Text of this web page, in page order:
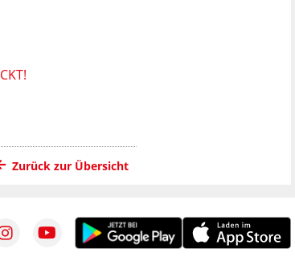
Zurück zur Übersicht